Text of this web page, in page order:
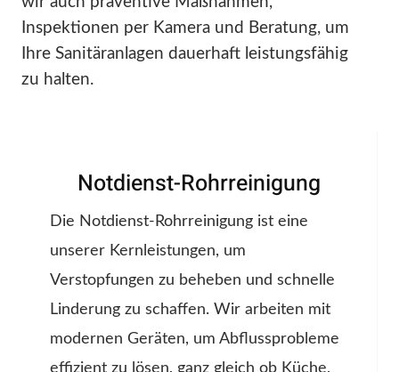
Inspektionen per Kamera und Beratung, um
Ihre Sanitäranlagen dauerhaft leistungsfähig
zu halten.
Notdienst-Rohrreinigung
Die Notdienst-Rohrreinigung ist eine
unserer Kernleistungen, um
Verstopfungen zu beheben und schnelle
Linderung zu schaffen. Wir arbeiten mit
modernen Geräten, um Abflussprobleme
effizient zu lösen, ganz gleich ob Küche,